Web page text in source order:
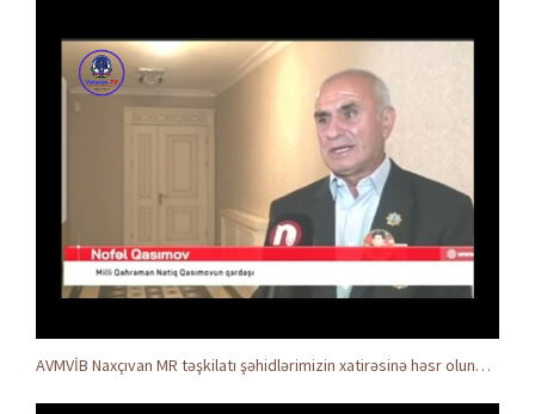
AVMVİB Naxçıvan MR təşkilatı şəhidlərimizin xatirəsinə həsr olunmuş tədbir keçirdi